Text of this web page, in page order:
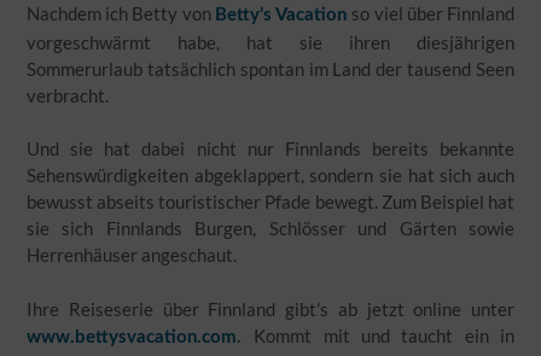
Nachdem ich Betty von Betty’s Vacation so viel über Finnland
vorgeschwärmt habe, hat sie ihren diesjährigen
Sommerurlaub tatsächlich spontan im Land der tausend Seen
verbracht.
Und sie hat dabei nicht nur Finnlands bereits bekannte
Sehenswürdigkeiten abgeklappert, sondern sie hat sich auch
bewusst abseits touristischer Pfade bewegt. Zum Beispiel hat
sie sich Finnlands Burgen, Schlösser und Gärten sowie
Herrenhäuser angeschaut.
Ihre Reiseserie über Finnland gibt’s ab jetzt online unter
www.bettysvacation.com. Kommt mit und taucht ein in